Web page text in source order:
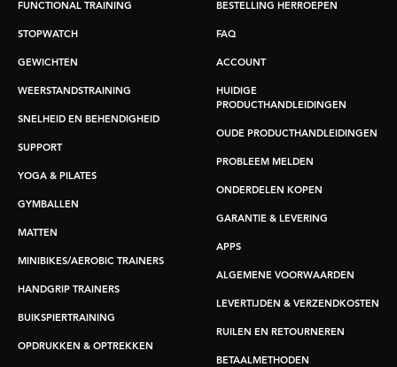
FUNCTIONAL TRAINING
STOPWATCH
GEWICHTEN
WEERSTANDSTRAINING
SNELHEID EN BEHENDIGHEID
SUPPORT
YOGA & PILATES
GYMBALLEN
MATTEN
MINIBIKES/AEROBIC TRAINERS
HANDGRIP TRAINERS
BUIKSPIERTRAINING
OPDRUKKEN & OPTREKKEN
BESTELLING HERROEPEN
FAQ
ACCOUNT
HUIDIGE
PRODUCTHANDLEIDINGEN
OUDE PRODUCTHANDLEIDINGEN
PROBLEEM MELDEN
ONDERDELEN KOPEN
GARANTIE & LEVERING
APPS
ALGEMENE VOORWAARDEN
LEVERTIJDEN & VERZENDKOSTEN
RUILEN EN RETOURNEREN
BETAALMETHODEN